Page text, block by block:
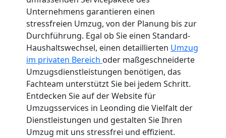
Unternehmens garantieren einen
stressfreien Umzug, von der Planung bis zur
Durchführung. Egal ob Sie einen Standard-
Haushaltswechsel, einen detaillierten Umzug
im privaten Bereich oder maßgeschneiderte
Umzugsdienstleistungen benötigen, das
Fachteam unterstützt Sie bei jedem Schritt.
Entdecken Sie auf der Website für
Umzugsservices in Leonding die Vielfalt der
Dienstleistungen und gestalten Sie Ihren
Umzug mit uns stressfrei und effizient.